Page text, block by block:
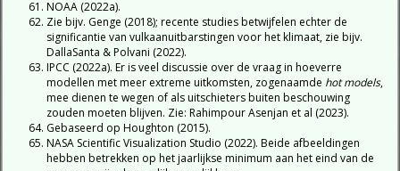
NOAA (2022a).
Zie bijv. Genge (2018); recente studies betwijfelen echter de
significantie van vulkaanuitbarstingen voor het klimaat, zie bijv.
DallaSanta & Polvani (2022).
IPCC (2022a). Er is veel discussie over de vraag in hoeverre
modellen met meer extreme uitkomsten, zogenaamde hot models,
mee dienen te wegen of als uitschieters buiten beschouwing
zouden moeten blijven. Zie: Rahimpour Asenjan et al (2023).
Gebaseerd op Houghton (2015).
NASA Scientific Visualization Studio (2022). Beide afbeeldingen
hebben betrekken op het jaarlijkse minimum aan het eind van de